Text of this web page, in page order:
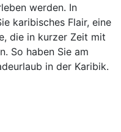
werden. In
karibisches Flair, eine
die in kurzer Zeit mit
So haben Sie am
in der Karibik.